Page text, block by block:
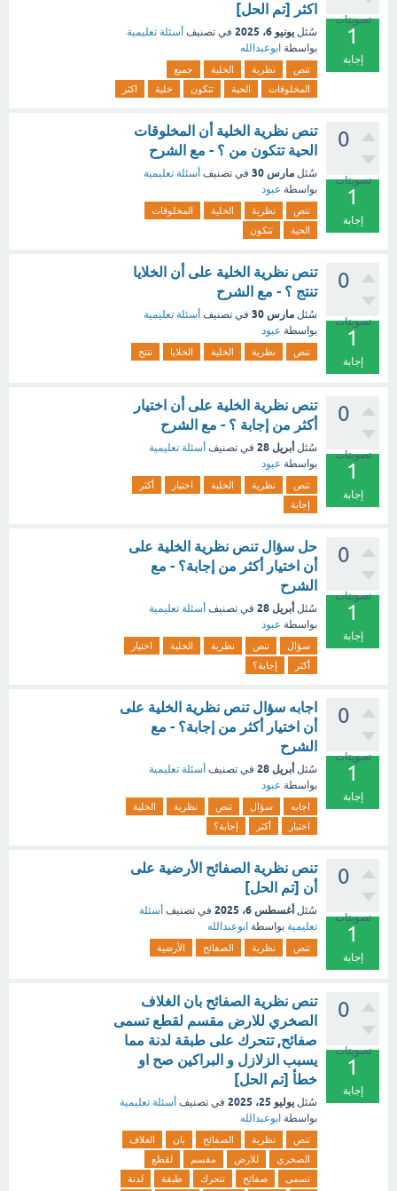
تصويتات
1
إجابة
اكثر [تم الحل]
سُئل يونيو 6، 2025 في تصنيف أسئلة تعليمية
بواسطة ابوعبدالله
تنص نظرية الخلية
جميع
المخلوقات
الحية تتكون خلية اكثر
0
تصويتات
1
إجابة
تنص نظرية الخلية أن المخلوقات
الحية تتكون من ؟ - مع الشرح
سُئل مارس 30 في تصنيف أسئلة تعليمية
بواسطة عبود
تنص نظرية الخلية
المخلوقات
الحية
تتكون
0
تصويتات
1
إجابة
تنص نظرية الخلية على أن الخلايا
تنتج ؟ - مع الشرح
سُئل مارس 30 في تصنيف أسئلة تعليمية
بواسطة عبود
تنص نظرية الخلية الخلايا تنتج
0
تصويتات
1
إجابة
تنص نظرية الخلية على أن اختيار
أكثر من إجابة ؟ - مع الشرح
سُئل أبريل 28 في تصنيف أسئلة تعليمية
بواسطة عبود
تنص نظرية الخلية اختيار
أكثر
إجابة
0
تصويتات
1
إجابة
حل سؤال تنص نظرية الخلية على
أن اختيار أكثر من إجابة؟ - مع
الشرح
سُئل أبريل 28 في تصنيف أسئلة تعليمية
بواسطة عبود
سؤال تنص نظرية الخلية
اختيار
أكثر
إجابة؟
0
تصويتات
1
إجابة
اجابه سؤال تنص نظرية الخلية على
أن اختيار أكثر من إجابة؟ - مع
الشرح
سُئل أبريل 28 في تصنيف أسئلة تعليمية
بواسطة عبود
اجابه سؤال تنص نظرية
الخلية
اختيار
أكثر إجابة؟
0
تصويتات
1
إجابة
تنص نظرية الصفائح الأرضية على
أن [تم الحل]
سُئل أغسطس 6، 2025 في تصنيف أسئلة
تعليمية بواسطة ابوعبدالله
تنص نظرية الصفائح الأرضية
0
تصويتات
1
إجابة
تنص نظرية الصفائح بان الغلاف
الصخري للارض مقسم لقطع تسمى
صفائح, تتحرك على طبقة لدنة مما
يسبب الزلازل و البراكين صح او
خطأ [تم الحل]
سُئل يوليو 25، 2025 في تصنيف أسئلة تعليمية
بواسطة ابوعبدالله
تنص نظرية الصفائح بان
الغلاف
الصخري
للارض مقسم
لقطع
تسمى
صفائح تتحرك طبقة لدنة